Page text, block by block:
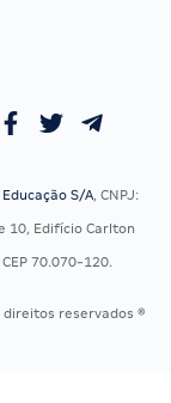
S/A, CNPJ:
10, Edifício Carlton
70.070-120.
direitos reservados ®